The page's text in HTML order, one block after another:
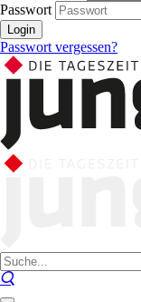
Passwort
Login
Passwort vergessen?